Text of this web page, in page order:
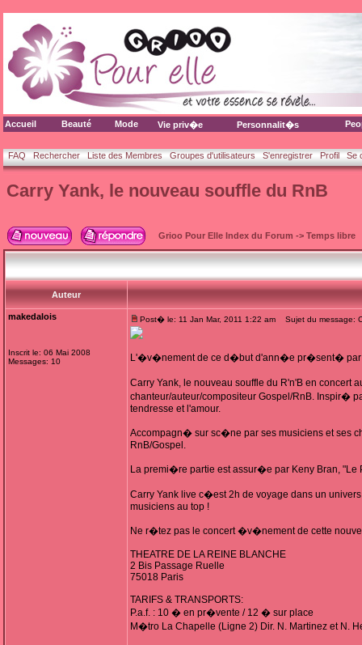
Accueil Beauté Mode Vie priv�e Personnalit�s
FAQ Rechercher Liste des Membres Groupes d'utilisateurs S'enregistrer Profil Se
Carry Yank, le nouveau souffle du RnB
Grioo Pour Elle Index du Forum -> Temps libre
Auteur
makedalois
Inscrit le: 06 Mai 2008
Messages: 10
Post� le: 11 Jan Mar, 2011 1:22 am Sujet du message:
L'�v�nement de ce d�but d'ann�e pr�sent� par
Carry Yank, le nouveau souffle du R'n'B en concert
chanteur/auteur/compositeur Gospel/RnB. Inspir�
tendresse et l'amour.
Accompagn� sur sc�ne par ses musiciens et ses
RnB/Gospel.
La premi�re partie est assur�e par Keny Bran, "Le
Carry Yank live c�est 2h de voyage dans un
musiciens au top !
Ne r�tez pas le concert �v�nement de cette
THEATRE DE LA REINE BLANCHE
2 Bis Passage Ruelle
75018 Paris
TARIFS & TRANSPORTS:
P.a.f. : 10 � en pr�vente / 12 � sur place
M�tro La Chapelle (Ligne 2) Dir. N. Martinez et N.